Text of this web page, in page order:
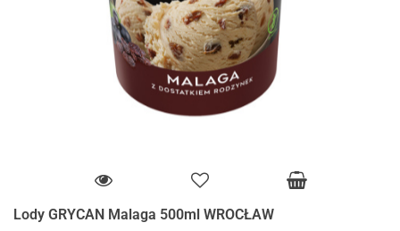
Lody GRYCAN Malaga 500ml WROCŁAW